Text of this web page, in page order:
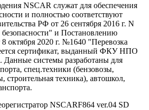
NSCAR служат для обеспечения
и полностью соответствуют
РФ от 26 сентября 2016 г. N
и Постановлению
октября 2020 г. №1640 "Перевозка
сертификат, выданный ФКУ НПО
системы разработаны для
спец.техники (бензовозы,
строительная техника), автошкол,
NSCARF864 ver.04 SD